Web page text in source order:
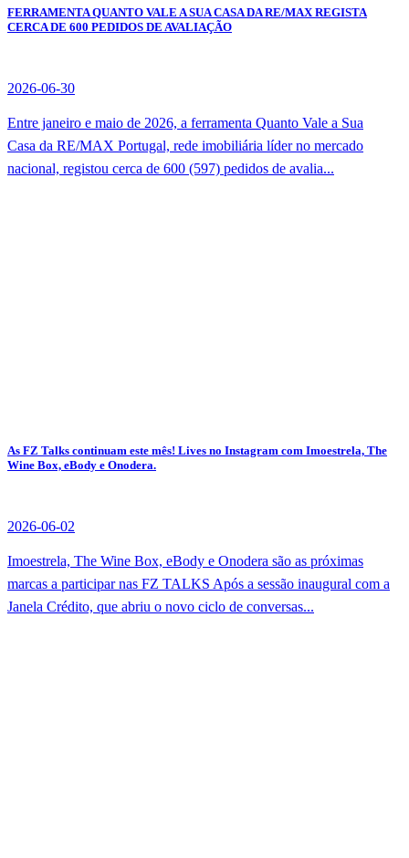
FERRAMENTA QUANTO VALE A SUA CASA DA RE/MAX REGISTA
CERCA DE 600 PEDIDOS DE AVALIAÇÃO
2026-06-30
Entre janeiro e maio de 2026, a ferramenta Quanto Vale a Sua
Casa da RE/MAX Portugal, rede imobiliária líder no mercado
nacional, registou cerca de 600 (597) pedidos de avalia...
As FZ Talks continuam este mês! Lives no Instagram com Imoestrela, The
Wine Box, eBody e Onodera.
2026-06-02
Imoestrela, The Wine Box, eBody e Onodera são as próximas
marcas a participar nas FZ TALKS Após a sessão inaugural com a
Janela Crédito, que abriu o novo ciclo de conversas...